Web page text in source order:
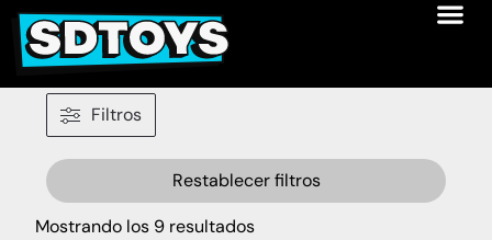
Filtros
Restablecer filtros
Mostrando los 9 resultados